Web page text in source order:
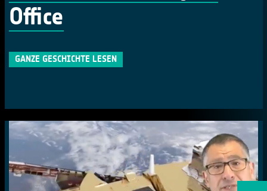
Office
GANZE GESCHICHTE LESEN